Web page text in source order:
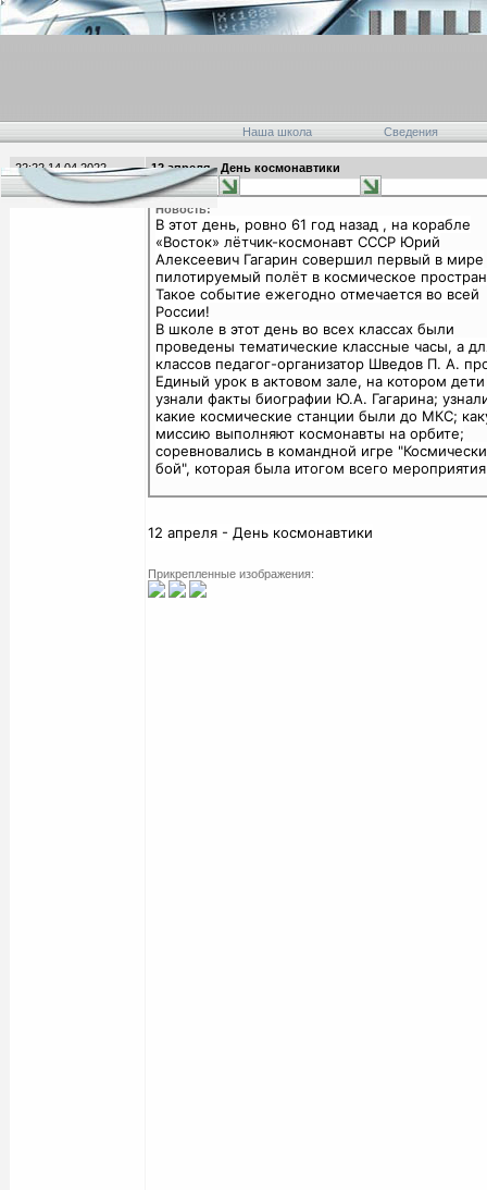
Наша школа Сведения
22:22 14.04.2022
12 апреля - День космонавтики
Новость:
В этот день, ровно 61 год назад , на корабле
«Восток» лётчик-космонавт СССР Юрий
Алексеевич Гагарин совершил первый в мире
пилотируемый полёт в космическое
Такое событие ежегодно отмечается во всей
России!
В школе в этот день во всех классах были
проведены тематические классные часы, а
классов педагог-организатор Шведов П. А.
Единый урок в актовом зале, на котором дети
узнали факты биографии Ю.А. Гагарина;
какие космические станции были до МКС;
миссию выполняют космонавты на орбите;
соревновались в командной игре
бой", которая была итогом всего
12 апреля - День космонавтики
Прикрепленные изображения: